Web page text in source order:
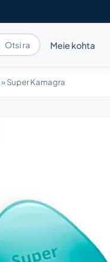
Meie kohta
»Super Kamagra